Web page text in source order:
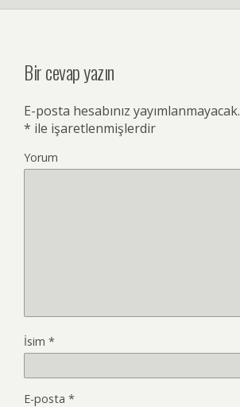
Bir cevap yazın
E-posta hesabınız yayımlanmayacak.
* ile işaretlenmişlerdir
Yorum
İsim *
E-posta *